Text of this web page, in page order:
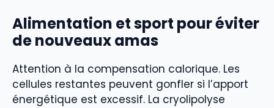
Alimentation et sport pour éviter
de nouveaux amas
Attention à la compensation calorique. Les
cellules restantes peuvent gonfler si l’apport
énergétique est excessif. La cryolipolyse